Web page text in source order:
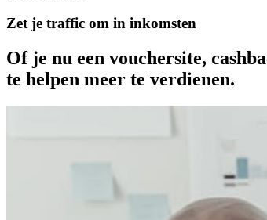
Zet je traffic om in inkomsten
Of je nu een vouchersite,
te helpen meer te verdienen.